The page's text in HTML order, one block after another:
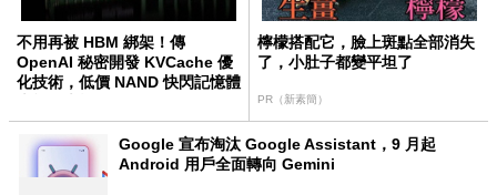
不用再被 HBM 綁架！傳
OpenAI 秘密開發 KVCache 優
化技術，低價 NAND 快閃記憶體
檸檬搭配它，臉上斑點全部消失
了，小肚子都變平坦了
PR（新素簡）
Google 宣布淘汰 Google Assistant，9 月起
Android 用戶全面轉向 Gemini